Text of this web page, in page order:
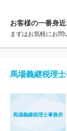
お客様の一番身
まずはお気軽にお問
馬場義継税理
馬場義継税理士事務所